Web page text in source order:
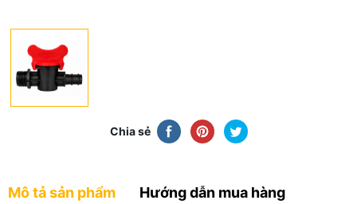
Chia sẻ
Mô tả sản phẩm Hướng dẫn mua hàng